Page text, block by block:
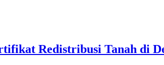
Redistribusi Tanah di